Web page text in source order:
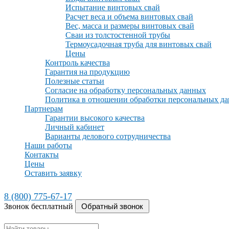
Испытание винтовых свай
Расчет веса и объема винтовых свай
Вес, масса и размеры винтовых свай
Сваи из толстостенной трубы
Термоусадочная труба для винтовых свай
Цены
Контроль качества
Гарантия на продукцию
Полезные статьи
Согласие на обработку персональных данных
Политика в отношении обработки персональных
Партнерам
Гарантии высокого качества
Личный кабинет
Варианты делового сотрудничества
Наши работы
Контакты
Цены
Оставить заявку
8 (800) 775-67-17
Звонок бесплатный